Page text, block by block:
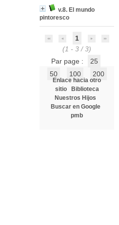
v.8. El mundo
pintoresco
1
(1 - 3 / 3)
Par page :
25
50
100 200
Enlace hacia otro
sitio
Biblioteca
Nuestros Hijos
Buscar en Google
pmb